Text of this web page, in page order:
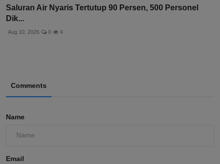
Saluran Air Nyaris Tertutup 90 Persen, 500 Personel
Dik...
Aug 10, 2026 0 4
Comments
Name
Email